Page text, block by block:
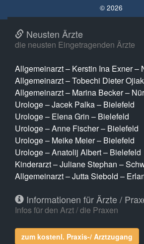
© 2026
Neusten Ärzte
die neusten Eingetragenden Ärzte
Allgemeinarzt – Kerstin Ina Exner –
Allgemeinarzt – Tobechi Dieter
Allgemeinarzt – Marina Becker –
Urologe – Jacek Palka – Bielefeld
Urologe – Elena Grin – Bielefeld
Urologe – Anne Fischer – Bielefeld
Urologe – Meike Meier – Bielefeld
Urologe – Anatolij Albert – Bielefeld
Kinderarzt – Juliane Stephan –
Allgemeinarzt – Jutta Siebold –
Informationen für Ärzte /
Infos für den Arzt / die Praxen
zum kostenl. Praxis-/ Arztzugang